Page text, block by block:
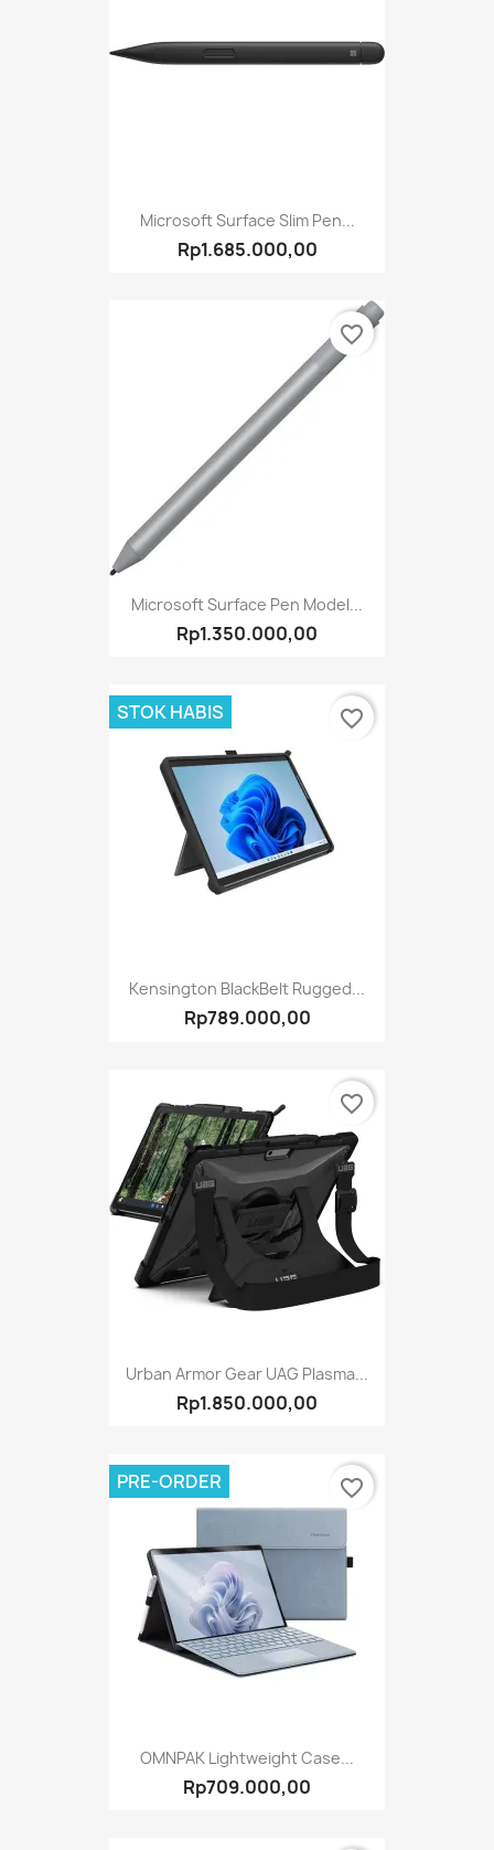
Microsoft Surface Slim Pen...
Rp1.685.000,00
Microsoft Surface Pen Model...
Rp1.350.000,00
favorite_border
Kensington BlackBelt Rugged...
Rp789.000,00
STOK HABIS favorite_border
Urban Armor Gear UAG Plasma...
Rp1.850.000,00
favorite_border
OMNPAK Lightweight Case...
Rp709.000,00
PRE-ORDER favorite_border